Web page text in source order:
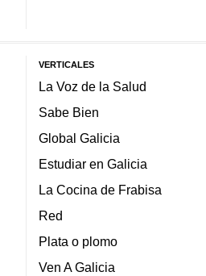
VERTICALES
La Voz de la Salud
Sabe Bien
Global Galicia
Estudiar en Galicia
La Cocina de Frabisa
Red
Plata o plomo
Ven A Galicia